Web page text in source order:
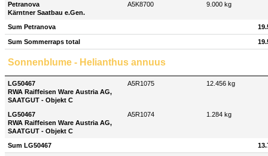
Petranova
Kärntner Saatbau e.Gen.
A5K8700 9.000 kg
Sum Petranova
Sum Sommerraps total
Sonnenblume - Helianthus annuus
LG50467
RWA Raiffeisen Ware Austria AG,
SAATGUT - Objekt C
A5R1075 12.456 kg
LG50467
RWA Raiffeisen Ware Austria AG,
SAATGUT - Objekt C
A5R1074 1.284 kg
Sum LG50467